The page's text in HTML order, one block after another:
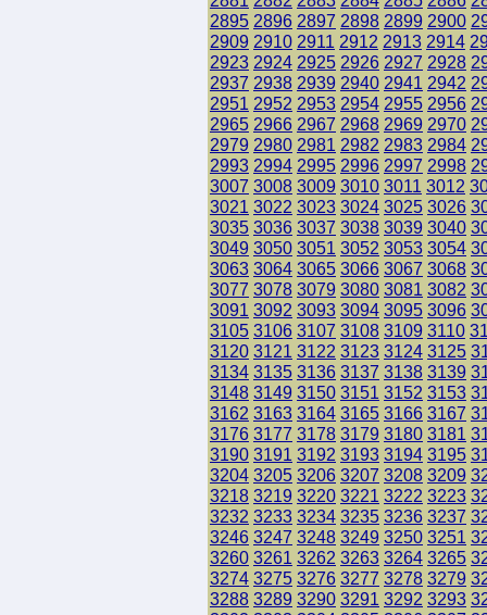
2895 2896 2897 2898 2899 2900
2909 2910 2911 2912 2913 2914
2923 2924 2925 2926 2927 2928
2937 2938 2939 2940 2941 2942
2951 2952 2953 2954 2955 2956
2965 2966 2967 2968 2969 2970
2979 2980 2981 2982 2983 2984
2993 2994 2995 2996 2997 2998
3007 3008 3009 3010 3011 3012
3021 3022 3023 3024 3025 3026
3035 3036 3037 3038 3039 3040
3049 3050 3051 3052 3053 3054
3063 3064 3065 3066 3067 3068
3077 3078 3079 3080 3081 3082
3091 3092 3093 3094 3095 3096
3105 3106 3107 3108 3109 3110
3120 3121 3122 3123 3124 3125
3134 3135 3136 3137 3138 3139
3148 3149 3150 3151 3152 3153
3162 3163 3164 3165 3166 3167
3176 3177 3178 3179 3180 3181
3190 3191 3192 3193 3194 3195
3204 3205 3206 3207 3208 3209
3218 3219 3220 3221 3222 3223
3232 3233 3234 3235 3236 3237
3246 3247 3248 3249 3250 3251
3260 3261 3262 3263 3264 3265
3274 3275 3276 3277 3278 3279
3288 3289 3290 3291 3292 3293